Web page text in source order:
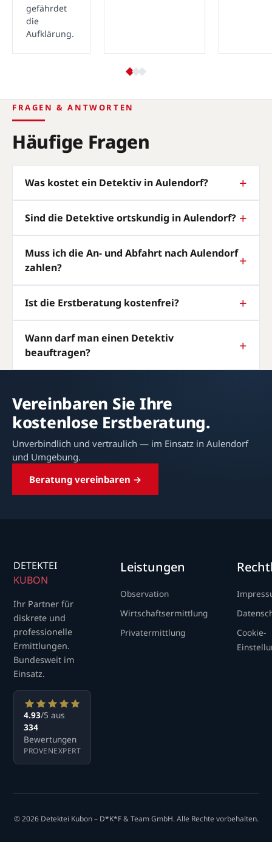
gefährdet
die
Aufklärung.
FRAGEN & ANTWORTEN
Häufige Fragen
Was kostet ein Detektiv in Aulendorf?
Sind die Detektive ortskundig in Aulendorf?
Muss ich die An- und Abfahrt nach Aulendorf
zahlen?
Ist die Erstberatung kostenfrei?
Wann darf man einen Detektiv
beauftragen?
Vereinbaren Sie Ihre
kostenlose Erstberatung.
Unverbindlich und vertraulich — im Einsatz in Aulendorf
und Umgebung.
Beratung vereinbaren →
DETEKTEI
KUBON
Ihr Partner für
diskrete und
professionelle
Ermittlungen.
Bundesweit im
Einsatz.
4.93/5 aus
334
Bewertungen
PROVENEXPERT
Leistungen
Observation
Wirtschaftsermittlung
Privatermittlung
Cookie-
© 2026 Detektei Kubon – D*K*F & Team GmbH. Alle Rechte vorbehalten.